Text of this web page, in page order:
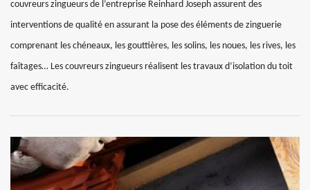
couvreurs zingueurs de l’entreprise Reinhard Joseph assurent des
interventions de qualité en assurant la pose des éléments de zinguerie
comprenant les chéneaux, les gouttières, les solins, les noues, les rives, les
faîtages… Les couvreurs zingueurs réalisent les travaux d’isolation du toit
avec efficacité.